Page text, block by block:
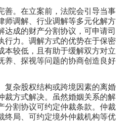
善。在立案前，法院会引导当事
师调解、行业调解等多元化解方
达成的财产分割协议，可申请司
行力。调解方式的优势在于保密
本较低，且有助于缓解双方对立
养、探视等问题的协商创造良好
复杂股权结构或跨境因素的离婚
裁方式解决。虽然婚姻关系的解
分割协议可约定仲裁条款。仲裁
终局、可约定境外仲裁机构等优